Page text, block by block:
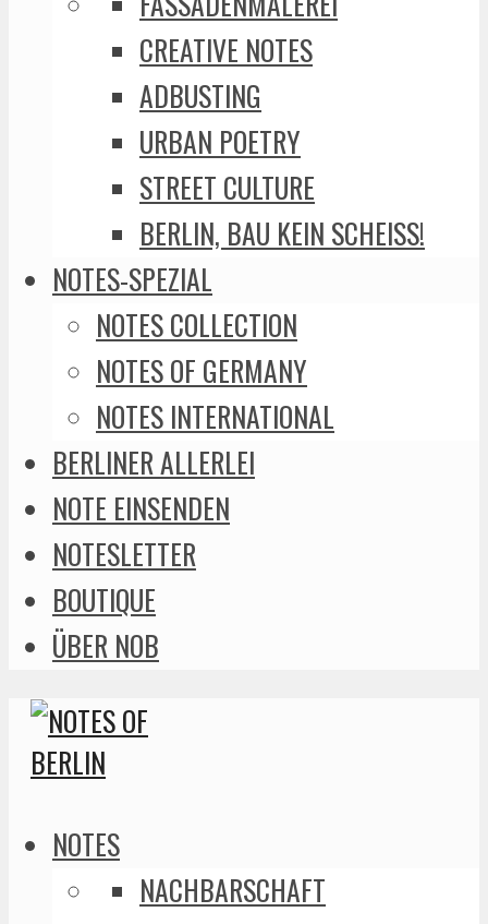
CREATIVE NOTES
ADBUSTING
URBAN POETRY
STREET CULTURE
BERLIN, BAU KEIN SCHEISS!
NOTES-SPEZIAL
NOTES COLLECTION
NOTES OF GERMANY
NOTES INTERNATIONAL
BERLINER ALLERLEI
NOTE EINSENDEN
NOTESLETTER
BOUTIQUE
ÜBER NOB
NOTES
NACHBARSCHAFT